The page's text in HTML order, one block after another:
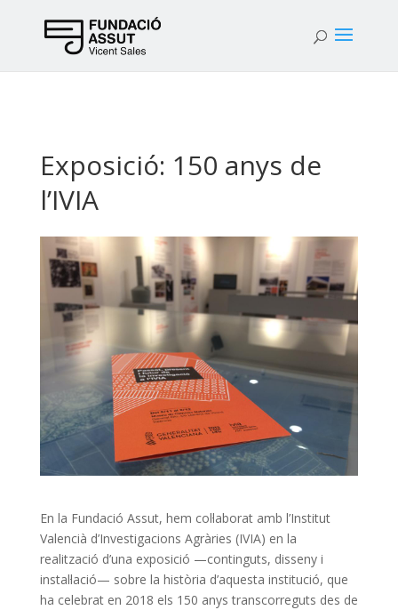
Exposició: 150 anys de
l’IVIA
En la Fundació Assut, hem col·laborat amb l’Institut
Valencià d’Investigacions Agràries (IVIA) en la
realització d’una exposició —continguts, disseny i
instal·lació— sobre la història d’aquesta institució, que
ha celebrat en 2018 els 150 anys transcorreguts des de